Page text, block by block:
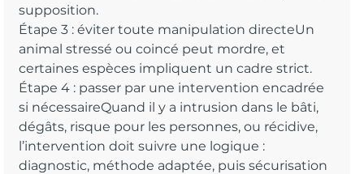
supposition.
Étape 3 : éviter toute manipulation directeUn
animal stressé ou coincé peut mordre, et
certaines espèces impliquent un cadre strict.
Étape 4 : passer par une intervention encadrée
si nécessaireQuand il y a intrusion dans le bâti,
dégâts, risque pour les personnes, ou récidive,
l’intervention doit suivre une logique :
diagnostic, méthode adaptée, puis sécurisation